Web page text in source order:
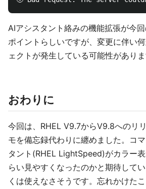
AIアシスタント絡みの機能拡張が今
ポイントらしいですが、変更に伴い
ェクトが発生している可能性がありま
おわりに
今回は、RHEL V9.7からV9.8へのリ
モを備忘録代わりに纏めました。コ
タント(RHEL LightSpeed)がカラー
らい見やすくなったのかと期待して
くは使えなさそうです。忘れかけた